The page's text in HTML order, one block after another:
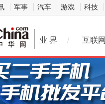
军事 汽车 游戏 科技
业 界 / 互联网